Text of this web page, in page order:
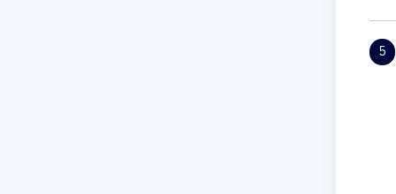
5